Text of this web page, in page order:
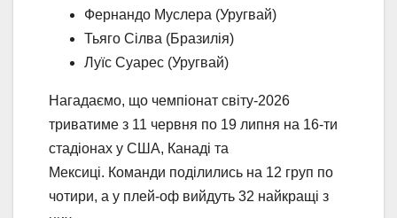
Фернандо Муслера (Уругвай)
Тьяго Сілва (Бразилія)
Луїс Суарес (Уругвай)
Нагадаємо, що чемпіонат світу-2026
триватиме з 11 червня по 19 липня на 16-ти
стадіонах у США, Канаді та
Мексиці. Команди поділились на 12 груп по
чотири, а у плей-оф вийдуть 32 найкращі з